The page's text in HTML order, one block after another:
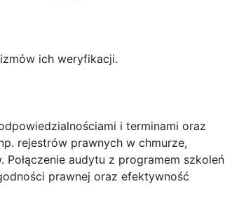
ich weryfikacji.
i terminami oraz
rejestrów prawnych w chmurze,
audytu z programem szkoleń
prawnej oraz efektywność